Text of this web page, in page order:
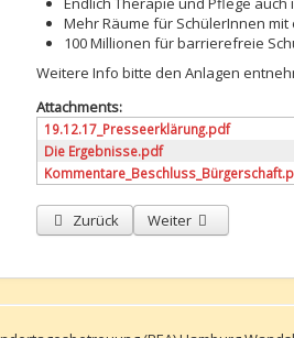
Mehr Räume für SchülerInnen
100 Millionen für barrierefreie
Weitere Info bitte den Anlagen
Attachments:
19.12.17_Presseerklärung.pdf
Die Ergebnisse.pdf
Vorheriger Beitrag: Große
Zurück Nächster Beitrag:
Weiter